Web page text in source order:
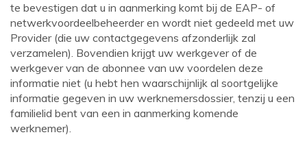
te bevestigen dat u in aanmerking komt bij de EAP- of
netwerkvoordeelbeheerder en wordt niet gedeeld met uw
Provider (die uw contactgegevens afzonderlijk zal
verzamelen). Bovendien krijgt uw werkgever of de
werkgever van de abonnee van uw voordelen deze
informatie niet (u hebt hen waarschijnlijk al soortgelijke
informatie gegeven in uw werknemersdossier, tenzij u een
familielid bent van een in aanmerking komende
werknemer).